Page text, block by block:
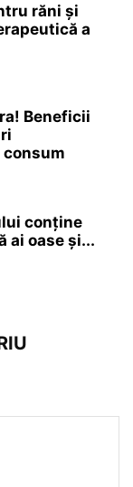
răni și
a
Beneficii
conține
ai oase și...